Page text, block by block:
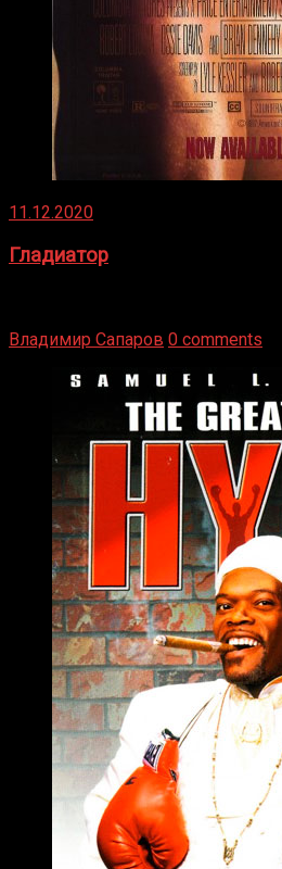
11.12.2020
Гладиатор
Владимир Сапаров 0 comments